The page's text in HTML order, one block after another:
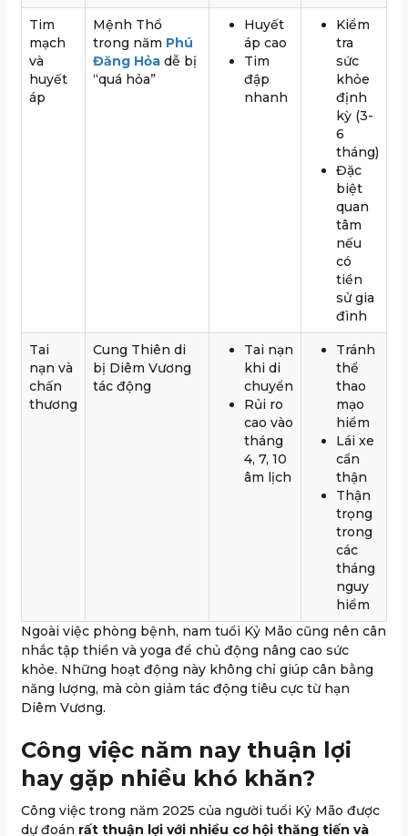
Tim
mạch
và
huyết
áp
Mệnh Thổ
trong năm Phú
Đăng Hỏa dễ bị
“quá hỏa”
Huyết
áp cao
Tim
đập
nhanh
Kiểm
tra
sức
khỏe
định
kỳ (3-
6
tháng)
Đặc
biệt
quan
tâm
nếu
có
tiền
sử gia
đình
Tai
nạn và
chấn
thương
Cung Thiên di
bị Diêm Vương
tác động
Tai nạn
khi di
chuyển
Rủi ro
cao vào
tháng
4, 7, 10
âm lịch
Tránh
thể
thao
mạo
hiểm
Lái xe
cẩn
thận
Thận
trọng
trong
các
tháng
nguy
hiểm
Ngoài việc phòng bệnh, nam tuổi Kỷ Mão cũng nên cân
nhắc tập thiền và yoga để chủ động nâng cao sức
khỏe. Những hoạt động này không chỉ giúp cân bằng
năng lượng, mà còn giảm tác động tiêu cực từ hạn
Diêm Vương.
Công việc năm nay thuận lợi
hay gặp nhiều khó khăn?
Công việc trong năm 2025 của người tuổi Kỷ Mão được
dự đoán rất thuận lợi với nhiều cơ hội thăng tiến và